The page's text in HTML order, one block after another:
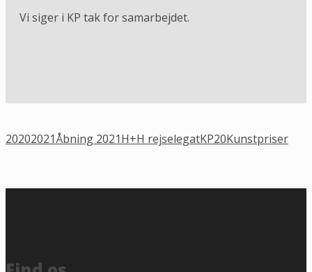
Vi siger i KP tak for samarbejdet.
20202021Åbning 2021H+H rejselegatKP20Kunstpriser